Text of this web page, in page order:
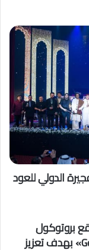
الدولي للعود
بروتوكول
تعاون مع «Getreide AG» بهدف تعزيز